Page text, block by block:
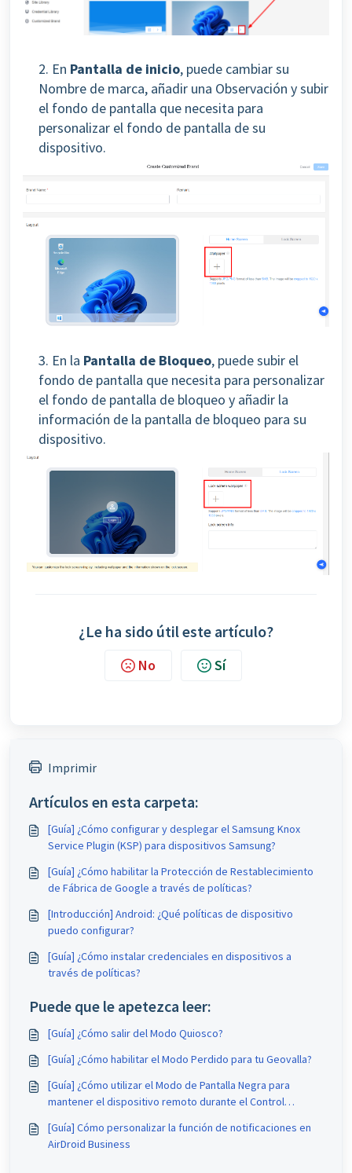
2. En Pantalla de inicio, puede cambiar su
Nombre de marca, añadir una Observación y subir
el fondo de pantalla que necesita para
personalizar el fondo de pantalla de su
dispositivo.
3. En la Pantalla de Bloqueo, puede subir el
fondo de pantalla que necesita para personalizar
el fondo de pantalla de bloqueo y añadir la
información de la pantalla de bloqueo para su
dispositivo.
¿Le ha sido útil este artículo?
No Sí
Imprimir
Artículos en esta carpeta:
[Guía] ¿Cómo configurar y desplegar el Samsung Knox
Service Plugin (KSP) para dispositivos Samsung?
[Guía] ¿Cómo habilitar la Protección de Restablecimiento
de Fábrica de Google a través de políticas?
[Introducción] Android: ¿Qué políticas de dispositivo
puedo configurar?
[Guía] ¿Cómo instalar credenciales en dispositivos a
través de políticas?
Puede que le apetezca leer:
[Guía] ¿Cómo salir del Modo Quiosco?
[Guía] ¿Cómo habilitar el Modo Perdido para tu Geovalla?
[Guía] ¿Cómo utilizar el Modo de Pantalla Negra para
mantener el dispositivo remoto durante el Control
[Guía] Cómo personalizar la función de notificaciones en
AirDroid Business